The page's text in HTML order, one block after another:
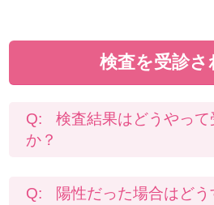
検査を受診さ
検査結果はどうやっ
か？
陽性だった場合はど